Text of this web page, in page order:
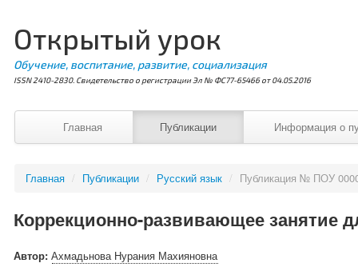
Открытый урок
Обучение, воспитание, развитие, социализация
ISSN 2410-2830. Свидетельство о регистрации Эл № ФС77-65466 от 04.05.2016
Главная Публикации Информация о
Главная / Публикации / Русский язык / Публикация № ПОУ
Коррекционно-развивающее занятие
Автор:Ахмадьнова Нурания Махияновна